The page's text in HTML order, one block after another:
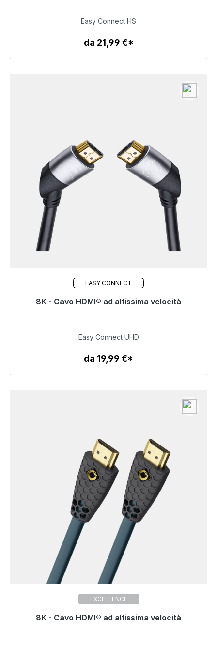
24,99 €
Dettagli
Easy Connect HS
da 21,99 €*
EASY CONNECT
8K - Cavo HDMI® ad altissima velocità
Pronto per la spedizione immediata, tempo di
24,99 €
Dettagli
Easy Connect UHD
da 19,99 €*
EXCELLENCE
8K - Cavo HDMI® ad altissima velocità
Pronto per la spedizione immediata, tempo di